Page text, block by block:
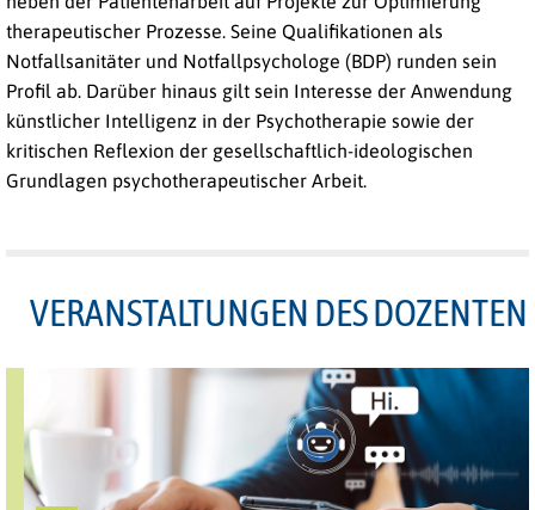
therapeutischer Prozesse. Seine Qualifikationen als
Notfallsanitäter und Notfallpsychologe (BDP) runden sein
Profil ab. Darüber hinaus gilt sein Interesse der Anwendung
künstlicher Intelligenz in der Psychotherapie sowie der
kritischen Reflexion der gesellschaftlich-ideologischen
Grundlagen psychotherapeutischer Arbeit.
VERANSTALTUNGEN DES DOZENTEN